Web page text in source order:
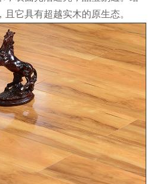
且它具有超越实木的原生态。